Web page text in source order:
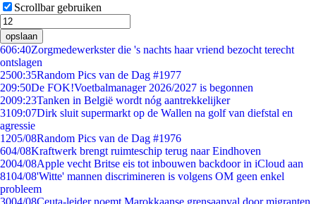
Scrollbar gebruiken
opslaan
606:40Zorgmedewerkster die 's nachts haar vriend bezocht terecht
ontslagen
2500:35Random Pics van de Dag #1977
209:50De FOK!Voetbalmanager 2026/2027 is begonnen
2009:23Tanken in België wordt nóg aantrekkelijker
3109:07Dirk sluit supermarkt op de Wallen na golf van diefstal en
agressie
1205/08Random Pics van de Dag #1976
604/08Kraftwerk brengt ruimteschip terug naar Eindhoven
2004/08Apple vecht Britse eis tot inbouwen backdoor in iCloud aan
8104/08'Witte' mannen discrimineren is volgens OM geen enkel
probleem
3004/08Ceuta-leider noemt Marokkaanse grensaanval door migranten